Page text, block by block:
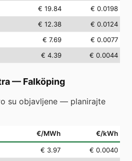
€ 19.84
€ 0.0198
€ 12.38
€ 0.0124
€ 7.69
€ 0.0077
€ 4.39 € 0.0044
— Falköping
su objavljene — planirajte
€/MWh €/kWh
€ 3.97
€ 0.0040